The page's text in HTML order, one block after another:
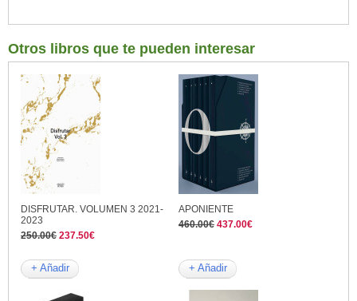
Otros libros que te pueden interesar
DISFRUTAR. VOLUMEN 3 2021-
2023
250.00€ 237.50€
+ Añadir
APONIENTE
460.00€ 437.00€
+ Añadir